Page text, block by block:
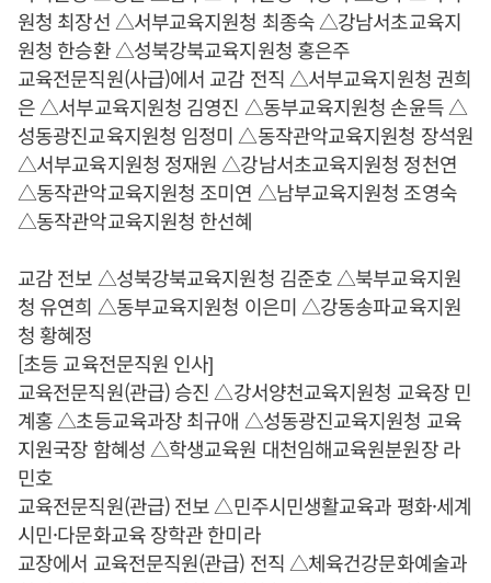
원청 최장선 △서부교육지원청 최종숙 △강남서초교육지
원청 한승환 △성북강북교육지원청 홍은주
교육전문직원(사급)에서 교감 전직 △서부교육지원청 권희
은 △서부교육지원청 김영진 △동부교육지원청 손윤득 △
성동광진교육지원청 임정미 △동작관악교육지원청 장석원
△서부교육지원청 정재원 △강남서초교육지원청 정천연
△동작관악교육지원청 조미연 △남부교육지원청 조영숙
△동작관악교육지원청 한선혜
교감 전보 △성북강북교육지원청 김준호 △북부교육지원
청 유연희 △동부교육지원청 이은미 △강동송파교육지원
청 황혜정
[초등 교육전문직원 인사]
교육전문직원(관급) 승진 △강서양천교육지원청 교육장 민
계홍 △초등교육과장 최규애 △성동광진교육지원청 교육
지원국장 함혜성 △학생교육원 대천임해교육원분원장 라
민호
교육전문직원(관급) 전보 △민주시민생활교육과 평화·세계
시민·다문화교육 장학관 한미라
교장에서 교육전문직원(관급) 전직 △체육건강문화예술과